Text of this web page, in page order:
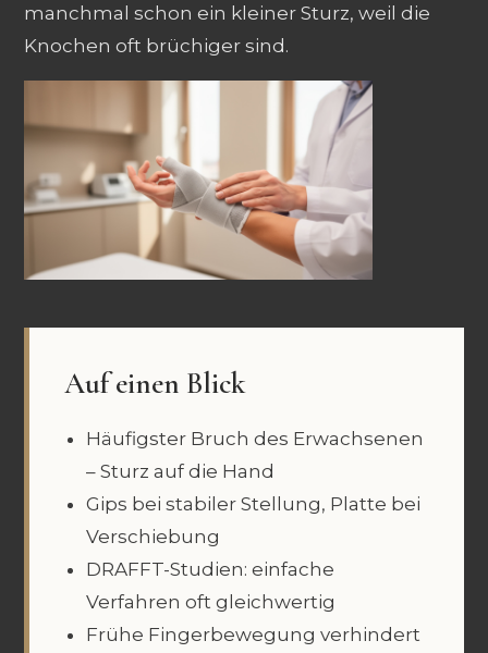
manchmal schon ein kleiner Sturz, weil die
Knochen oft brüchiger sind.
Auf einen Blick
Häufigster Bruch des Erwachsenen
– Sturz auf die Hand
Gips bei stabiler Stellung, Platte bei
Verschiebung
DRAFFT-Studien: einfache
Verfahren oft gleichwertig
Frühe Fingerbewegung verhindert